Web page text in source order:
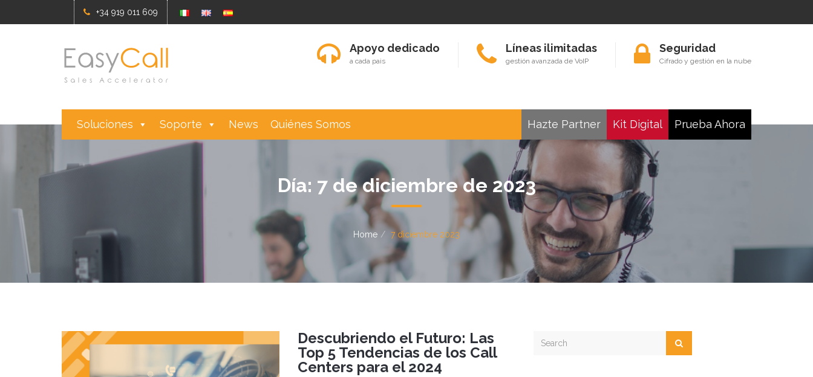
+34 919 011 609
Apoyo dedicado
a cada pais
Líneas ilimitadas
gestión avanzada de VoIP
Seguridad
Cifrado y gestión en la nube
Soluciones Soporte News Quiénes Somos Prueba Ahora
Kit Digital
Hazte Partner
Día: 7 de diciembre de 2023
Home 7 diciembre 2023
Descubriendo el Futuro: Las
Top 5 Tendencias de los Call
Centers para el 2024